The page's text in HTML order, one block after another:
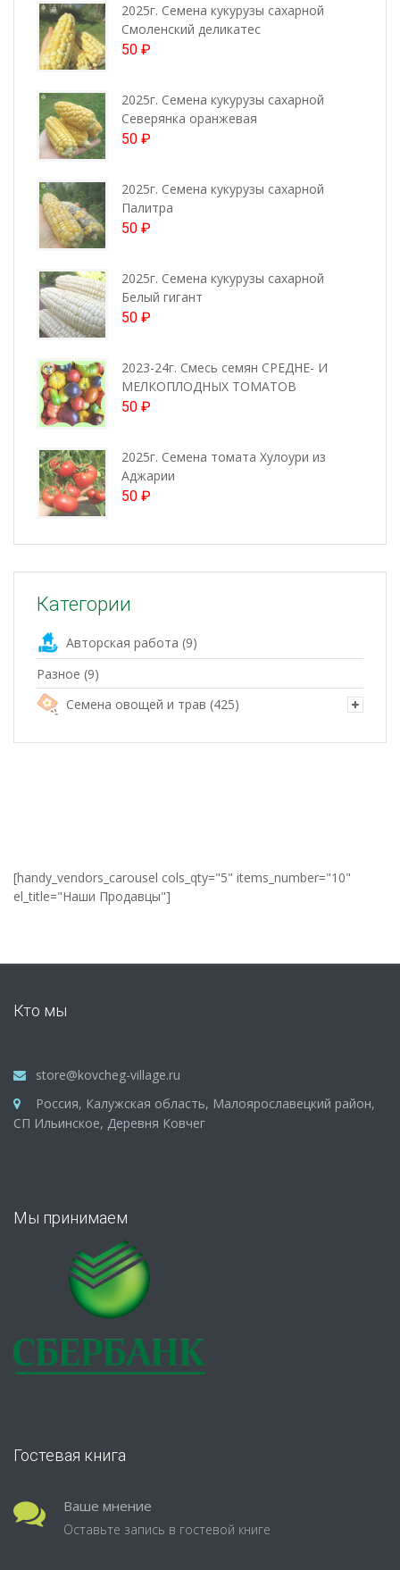
2025г. Семена кукурузы сахарной
Смоленский деликатес
50 ₽
2025г. Семена кукурузы сахарной
Северянка оранжевая
50 ₽
2025г. Семена кукурузы сахарной
Палитра
50 ₽
2025г. Семена кукурузы сахарной
Белый гигант
50 ₽
2023-24г. Смесь семян СРЕДНЕ- И
МЕЛКОПЛОДНЫХ ТОМАТОВ
50 ₽
2025г. Семена томата Хулоури из
Аджарии
50 ₽
Категории
Авторская работа (9)
Разное (9)
Семена овощей и трав (425)
[handy_vendors_carousel cols_qty="5" items_number="10"
el_title="Наши Продавцы"]
Кто мы
store@kovcheg-village.ru
Россия, Калужская область, Малоярославецкий район,
СП Ильинское, Деревня Ковчег
Мы принимаем
Гостевая книга
Ваше мнение
Оставьте запись в гостевой книге